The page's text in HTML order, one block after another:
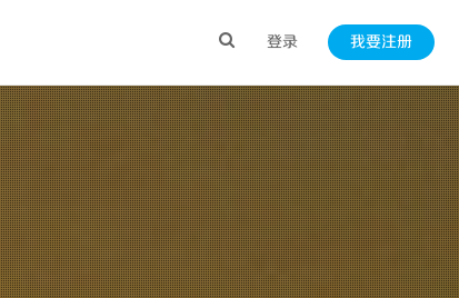
登录 我要注册